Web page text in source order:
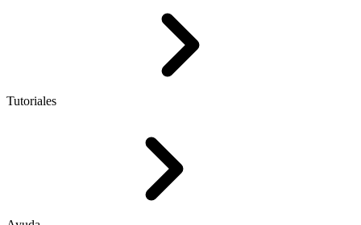
Tutoriales